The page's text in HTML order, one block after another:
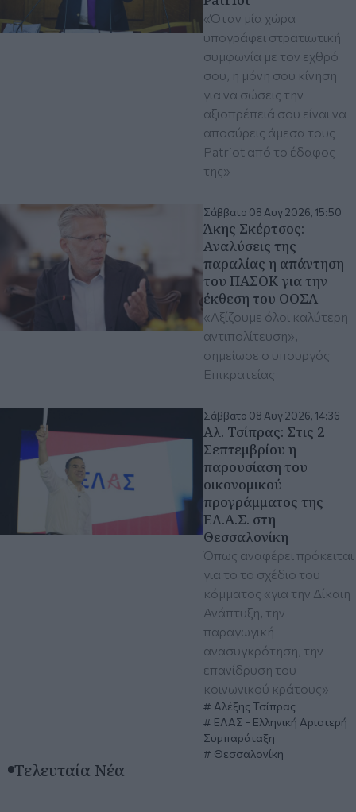
«Όταν μία χώρα
υπογράφει στρατιωτική
συμφωνία με τον εχθρό
σου, η μόνη σου κίνηση
για να σώσεις την
αξιοπρέπειά σου είναι να
αποσύρεις άμεσα τους
Patriot από το έδαφος
της»
Σάββατο 08 Αυγ 2026, 15:50
Άκης Σκέρτσος:
Aναλύσεις της
παραλίας η απάντηση
του ΠΑΣΟΚ για την
έκθεση του ΟΟΣΑ
«Αξίζουμε όλοι καλύτερη
αντιπολίτευση»,
σημείωσε ο υπουργός
Επικρατείας
Σάββατο 08 Αυγ 2026, 14:36
Αλ. Τσίπρας: Στις 2
Σεπτεμβρίου η
παρουσίαση του
οικονομικού
προγράμματος της
ΕΛ.Α.Σ. στη
Θεσσαλονίκη
Όπως αναφέρει πρόκειται
για το το σχέδιο του
κόμματος «για την Δίκαιη
Ανάπτυξη, την
παραγωγική
ανασυγκρότηση, την
επανίδρυση του
κοινωνικού κράτους»
Αλέξης Τσίπρας
ΕΛΑΣ - Ελληνική Αριστερή
Συμπαράταξη
Θεσσαλονίκη
Τελευταία Νέα